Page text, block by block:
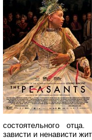
состоятельного
зависти и ненависти